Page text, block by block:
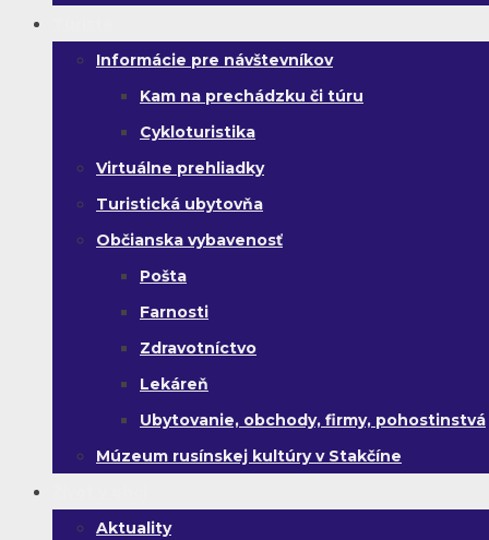
Informácie pre návštevníkov
Kam na prechádzku či túru
Cykloturistika
Virtuálne prehliadky
Turistická ubytovňa
Občianska vybavenosť
Pošta
Farnosti
Zdravotníctvo
Lekáreň
Ubytovanie, obchody, firmy, pohostinstvá
Múzeum rusínskej kultúry v Stakčíne
Aktuality